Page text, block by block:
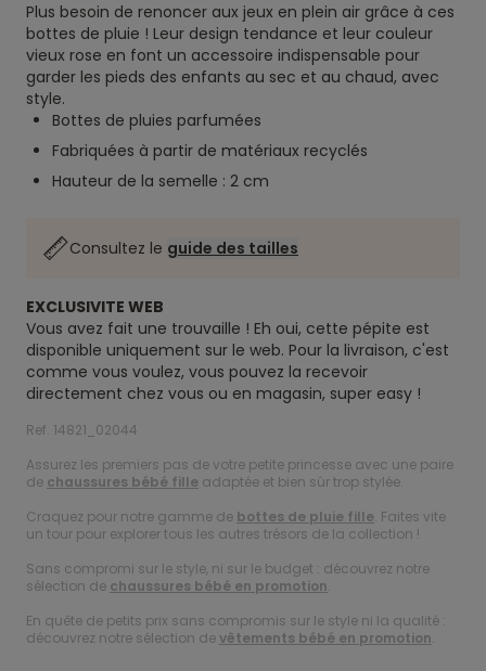
Plus besoin de renoncer aux jeux en plein air grâce à ces
bottes de pluie ! Leur design tendance et leur couleur
vieux rose en font un accessoire indispensable pour
garder les pieds des enfants au sec et au chaud, avec
style.
Bottes de pluies parfumées
Fabriquées à partir de matériaux recyclés
Hauteur de la semelle : 2 cm
Consultez le guide des tailles
EXCLUSIVITE WEB
Vous avez fait une trouvaille ! Eh oui, cette pépite est
disponible uniquement sur le web. Pour la livraison, c'est
comme vous voulez, vous pouvez la recevoir
directement chez vous ou en magasin, super easy !
Ref. 14821_02044
Assurez les premiers pas de votre petite princesse avec une paire
de chaussures bébé fille adaptée et bien sûr trop stylée.
Craquez pour notre gamme de bottes de pluie fille. Faites vite
un tour pour explorer tous les autres trésors de la collection !
Sans compromi sur le style, ni sur le budget : découvrez notre
sélection de chaussures bébé en promotion.
En quête de petits prix sans compromis sur le style ni la qualité :
découvrez notre sélection devêtements bébé en promotion.